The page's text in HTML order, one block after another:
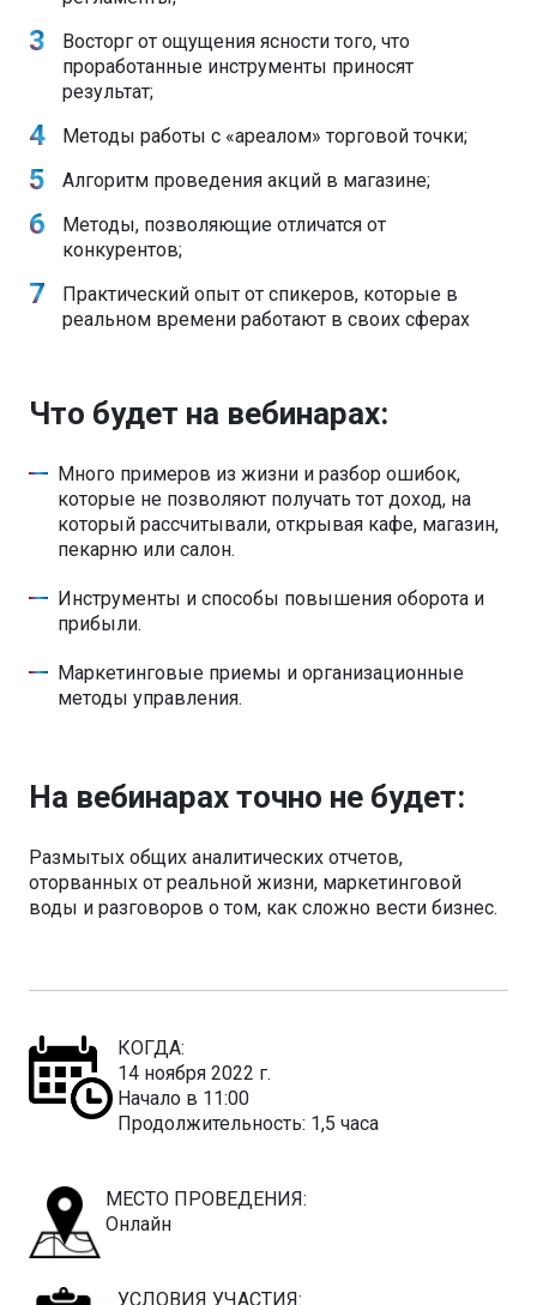
Восторг от ощущения ясности того, что
проработанные инструменты приносят
результат;
Методы работы с «ареалом» торговой точки;
Алгоритм проведения акций в магазине;
Методы, позволяющие отличатся от
конкурентов;
Практический опыт от спикеров, которые в
реальном времени работают в своих сферах
Что будет на вебинарах:
Много примеров из жизни и разбор ошибок,
которые не позволяют получать тот доход, на
который рассчитывали, открывая кафе, магазин,
пекарню или салон.
Инструменты и способы повышения оборота и
прибыли.
Маркетинговые приемы и организационные
методы управления.
На вебинарах точно не будет:
Размытых общих аналитических отчетов,
оторванных от реальной жизни, маркетинговой
воды и разговоров о том, как сложно вести бизнес.
КОГДА:
14 ноября 2022 г.
Начало в 11:00
Продолжительность: 1,5 часа
МЕСТО ПРОВЕДЕНИЯ:
Онлайн
УСЛОВИЯ УЧАСТИЯ: